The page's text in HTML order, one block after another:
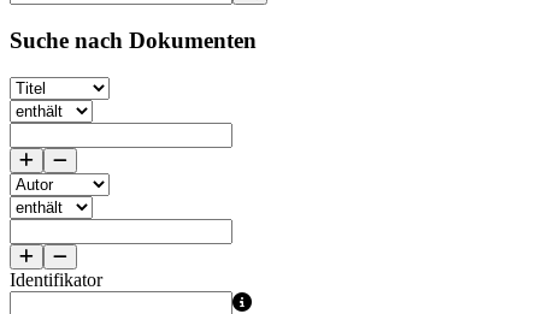
Suche nach Dokumenten
Identifikator